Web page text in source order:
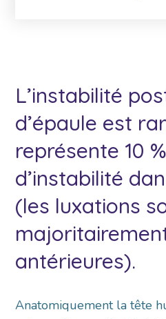
L’instabilité
d’épaule est
représente 10
d’instabilité
(les luxations
antérieures).
Anatomiquement la tête